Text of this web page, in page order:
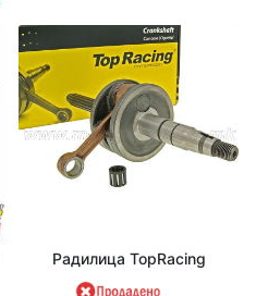
Радилица TopRacing